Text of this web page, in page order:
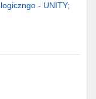
- UNITY;